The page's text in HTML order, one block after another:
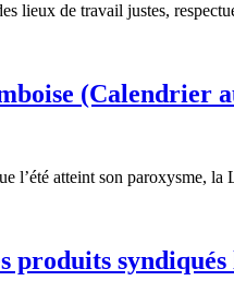
lieux de travail justes,
(Calendrier
l’été atteint son paroxysme, la
produits